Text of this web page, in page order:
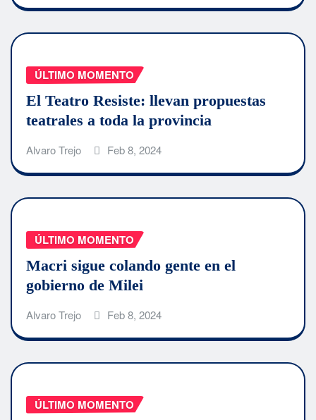
ÚLTIMO MOMENTO
El Teatro Resiste: llevan propuestas
teatrales a toda la provincia
Alvaro Trejo Feb 8, 2024
ÚLTIMO MOMENTO
Macri sigue colando gente en el
gobierno de Milei
Alvaro Trejo Feb 8, 2024
ÚLTIMO MOMENTO